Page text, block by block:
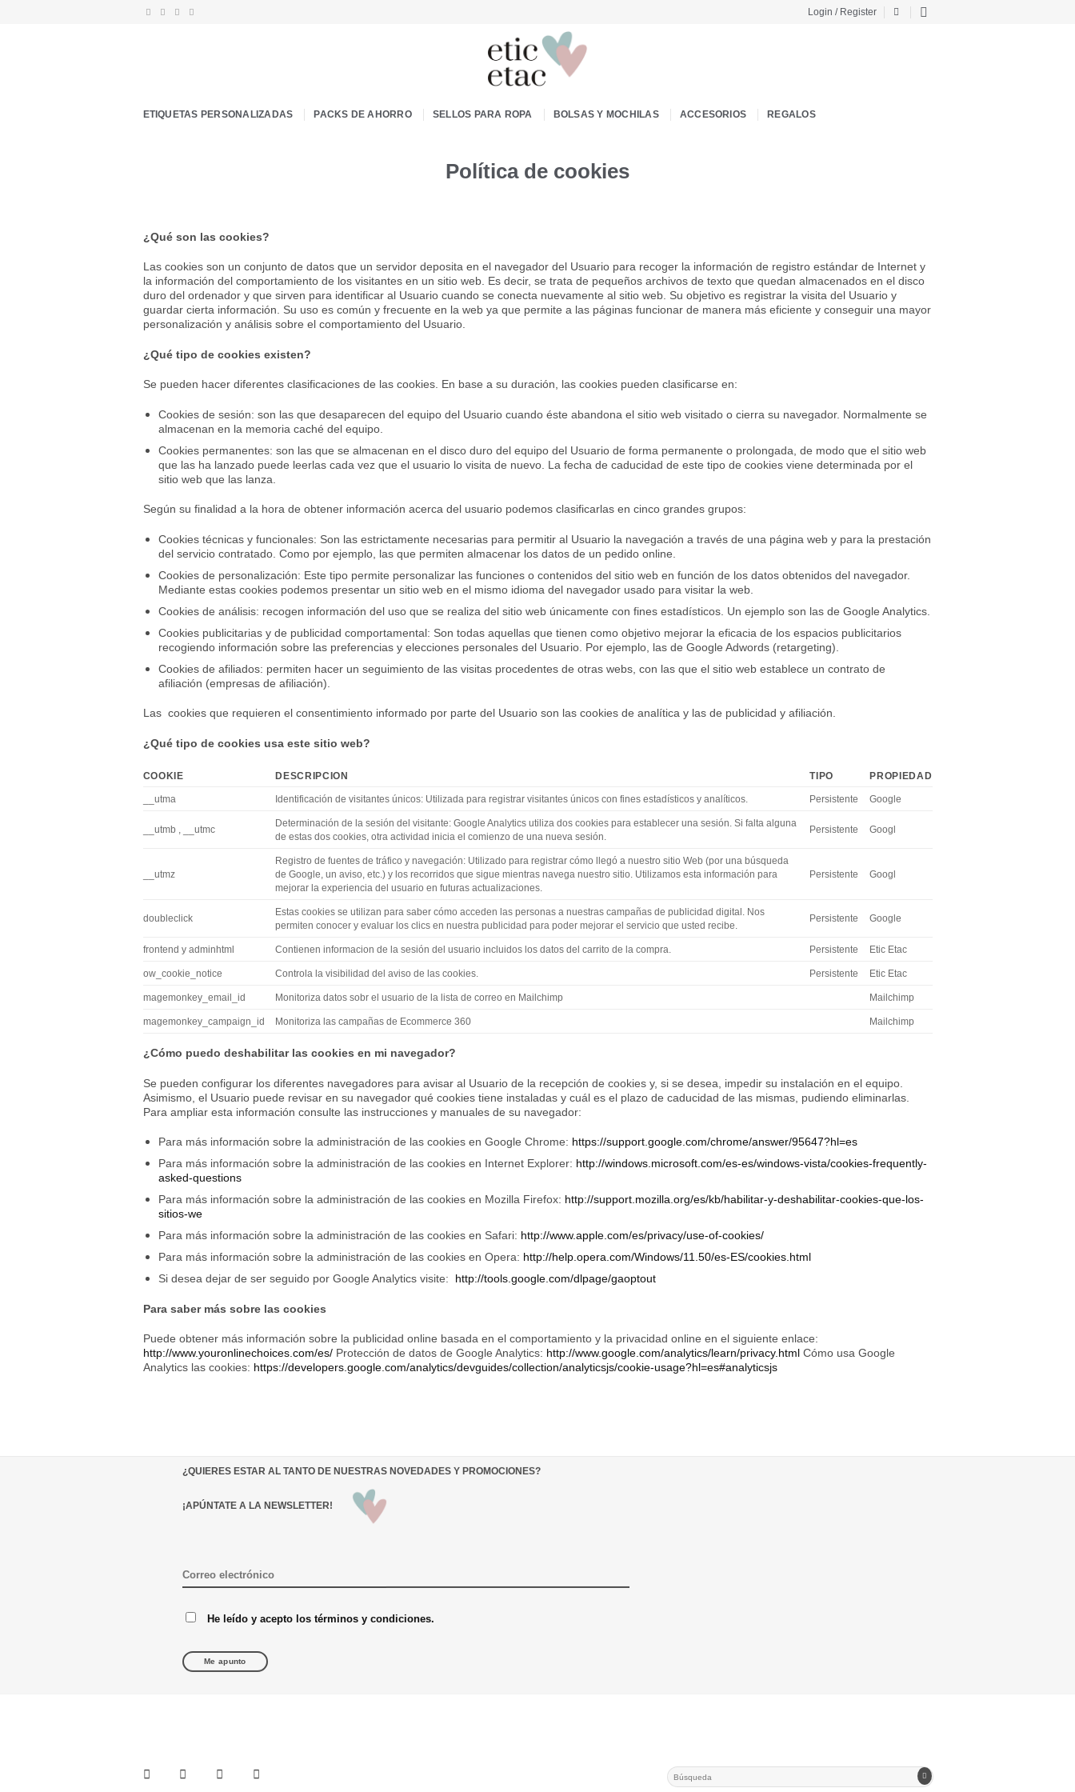
Login / Register
ETIQUETAS PERSONALIZADAS PACKS DE AHORRO SELLOS PARA ROPA BOLSAS Y MOCHILAS ACCESORIOS REGALOS
Política de cookies
¿Qué son las cookies?
Las cookies son un conjunto de datos que un servidor deposita en el navegador del Usuario para recoger la información de registro estándar de Internet y
la información del comportamiento de los visitantes en un sitio web. Es decir, se trata de pequeños archivos de texto que quedan almacenados en el disco
duro del ordenador y que sirven para identificar al Usuario cuando se conecta nuevamente al sitio web. Su objetivo es registrar la visita del Usuario y
guardar cierta información. Su uso es común y frecuente en la web ya que permite a las páginas funcionar de manera más eficiente y conseguir una mayor
personalización y análisis sobre el comportamiento del Usuario.
¿Qué tipo de cookies existen?
Se pueden hacer diferentes clasificaciones de las cookies. En base a su duración, las cookies pueden clasificarse en:
Cookies de sesión: son las que desaparecen del equipo del Usuario cuando éste abandona el sitio web visitado o cierra su navegador. Normalmente se
almacenan en la memoria caché del equipo.
Cookies permanentes: son las que se almacenan en el disco duro del equipo del Usuario de forma permanente o prolongada, de modo que el sitio web
que las ha lanzado puede leerlas cada vez que el usuario lo visita de nuevo. La fecha de caducidad de este tipo de cookies viene determinada por el
sitio web que las lanza.
Según su finalidad a la hora de obtener información acerca del usuario podemos clasificarlas en cinco grandes grupos:
Cookies técnicas y funcionales: Son las estrictamente necesarias para permitir al Usuario la navegación a través de una página web y para la prestación
del servicio contratado. Como por ejemplo, las que permiten almacenar los datos de un pedido online.
Cookies de personalización: Este tipo permite personalizar las funciones o contenidos del sitio web en función de los datos obtenidos del navegador.
Mediante estas cookies podemos presentar un sitio web en el mismo idioma del navegador usado para visitar la web.
Cookies de análisis: recogen información del uso que se realiza del sitio web únicamente con fines estadísticos. Un ejemplo son las de Google Analytics.
Cookies publicitarias y de publicidad comportamental: Son todas aquellas que tienen como objetivo mejorar la eficacia de los espacios publicitarios
recogiendo información sobre las preferencias y elecciones personales del Usuario. Por ejemplo, las de Google Adwords (retargeting).
Cookies de afiliados: permiten hacer un seguimiento de las visitas procedentes de otras webs, con las que el sitio web establece un contrato de
afiliación (empresas de afiliación).
Las cookies que requieren el consentimiento informado por parte del Usuario son las cookies de analítica y las de publicidad y afiliación.
¿Qué tipo de cookies usa este sitio web?
COOKIE DESCRIPCION TIPO PROPIEDAD
__utma Identificación de visitantes únicos: Utilizada para registrar visitantes únicos con fines estadísticos y analíticos. Persistente Google
__utmb , __utmc
Determinación de la sesión del visitante: Google Analytics utiliza dos cookies para establecer una sesión. Si falta alguna
de estas dos cookies, otra actividad inicia el comienzo de una nueva sesión.
Persistente Googl
__utmz
Registro de fuentes de tráfico y navegación: Utilizado para registrar cómo llegó a nuestro sitio Web (por una búsqueda
de Google, un aviso, etc.) y los recorridos que sigue mientras navega nuestro sitio. Utilizamos esta información para
mejorar la experiencia del usuario en futuras actualizaciones.
Persistente Googl
doubleclick
Estas cookies se utilizan para saber cómo acceden las personas a nuestras campañas de publicidad digital. Nos
permiten conocer y evaluar los clics en nuestra publicidad para poder mejorar el servicio que usted recibe.
Persistente Google
frontend y adminhtml Contienen informacion de la sesión del usuario incluidos los datos del carrito de la compra. Persistente Etic Etac
ow_cookie_notice Controla la visibilidad del aviso de las cookies. Persistente Etic Etac
magemonkey_email_id Monitoriza datos sobr el usuario de la lista de correo en Mailchimp Mailchimp
magemonkey_campaign_id Monitoriza las campañas de Ecommerce 360 Mailchimp
¿Cómo puedo deshabilitar las cookies en mi navegador?
Se pueden configurar los diferentes navegadores para avisar al Usuario de la recepción de cookies y, si se desea, impedir su instalación en el equipo.
Asimismo, el Usuario puede revisar en su navegador qué cookies tiene instaladas y cuál es el plazo de caducidad de las mismas, pudiendo eliminarlas.
Para ampliar esta información consulte las instrucciones y manuales de su navegador:
Para más información sobre la administración de las cookies en Google Chrome: https://support.google.com/chrome/answer/95647?hl=es
Para más información sobre la administración de las cookies en Internet Explorer: http://windows.microsoft.com/es-es/windows-vista/cookies-frequently-
asked-questions
Para más información sobre la administración de las cookies en Mozilla Firefox: http://support.mozilla.org/es/kb/habilitar-y-deshabilitar-cookies-que-los-
sitios-we
Para más información sobre la administración de las cookies en Safari: http://www.apple.com/es/privacy/use-of-cookies/
Para más información sobre la administración de las cookies en Opera: http://help.opera.com/Windows/11.50/es-ES/cookies.html
Si desea dejar de ser seguido por Google Analytics visite:
http://tools.google.com/dlpage/gaoptout
Para saber más sobre las cookies
Puede obtener más información sobre la publicidad online basada en el comportamiento y la privacidad online en el siguiente enlace:
http://www.youronlinechoices.com/es/Protección de datos de Google Analytics: http://www.google.com/analytics/learn/privacy.html Cómo usa Google
Analytics las cookies: https://developers.google.com/analytics/devguides/collection/analyticsjs/cookie-usage?hl=es#analyticsjs
¿QUIERES ESTAR AL TANTO DE NUESTRAS NOVEDADES Y PROMOCIONES?
¡APÚNTATE A LA NEWSLETTER!
He leído y acepto los términos y condiciones.
Search
for: